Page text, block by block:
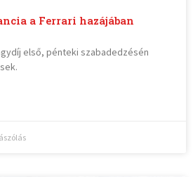
a Ferrari hazájában
első, pénteki szabadedzésén